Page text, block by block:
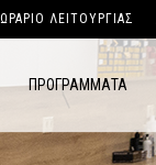
ΩΡΑΡΙΟ ΛΕΙΤΟΥΡΓΙΑΣ
ΠΡΟΓΡΑΜΜΑΤΑ